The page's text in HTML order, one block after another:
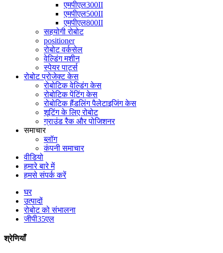
एमपीएल300II
एमपीएल500II
एमपीएल800II
सहयोगी रोबोट
positioner
रोबोट वर्कसेल
वेल्डिंग मशीन
स्पेयर पार्ट्स
रोबोट प्रोजेक्ट केस
रोबोटिक वेल्डिंग केस
रोबोटिक पेंटिंग केस
रोबोटिक हैंडलिंग पैलेटाइजिंग केस
शूटिंग के लिए रोबोट
ग्राउंड रैक और पोजिशनर
समाचार
ब्लॉग
कंपनी समाचार
वीडियो
हमारे बारे में
हमसे संपर्क करें
घर
उत्पादों
रोबोट को संभालना
जीपी35एल
श्रेणियाँ